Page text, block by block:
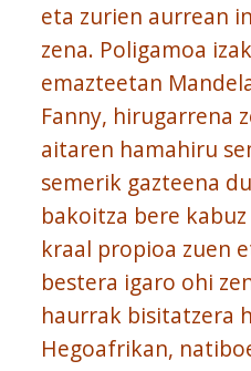
eta zurien aurrean
zena. Poligamoa
emazteetan
Fanny, hirugarrena
aitaren hamahiru
semerik gazteena
bakoitza bere
kraal propioa zuen
bestera igaro ohi
haurrak bisitatzera
Hegoafrikan,